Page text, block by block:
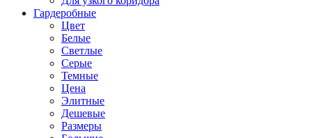
Гардеробные
Цвет
Белые
Светлые
Серые
Темные
Цена
Элитные
Дешевые
Размеры